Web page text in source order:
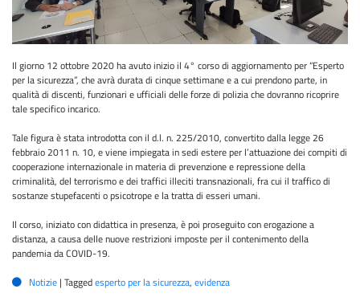
Il giorno 12 ottobre 2020 ha avuto inizio il 4° corso di aggiornamento per “Esperto
per la sicurezza”, che avrà durata di cinque settimane e a cui prendono parte, in
qualità di discenti, funzionari e ufficiali delle forze di polizia che dovranno ricoprire
tale specifico incarico.
Tale figura è stata introdotta con il d.l. n. 225/2010, convertito dalla legge 26
febbraio 2011 n. 10, e viene impiegata in sedi estere per l’attuazione dei compiti di
cooperazione internazionale in materia di prevenzione e repressione della
criminalità, del terrorismo e dei traffici illeciti transnazionali, fra cui il traffico di
sostanze stupefacenti o psicotrope e la tratta di esseri umani.
Il corso, iniziato con didattica in presenza, è poi proseguito con erogazione a
distanza, a causa delle nuove restrizioni imposte per il contenimento della
pandemia da COVID-19.
Notizie | Taggedesperto per la sicurezza, evidenza